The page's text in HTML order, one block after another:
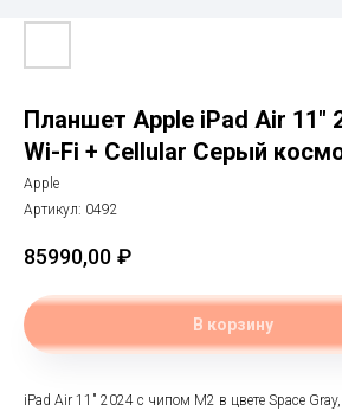
Планшет Apple iPad Air 11"
Wi-Fi + Cellular Серый
Apple
Артикул: 0492
85990,00 ₽
В корзину
iPad Air 11" 2024 с чипом M2 в цвете Space